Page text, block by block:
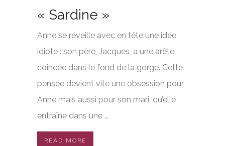
« Sardine »
Anne se réveille avec en tête une idée
idiote : son père, Jacques, a une arête
coincée dans le fond de la gorge. Cette
pensée devient vite une obsession pour
Anne mais aussi pour son mari, qu’elle
entraîne dans une …
READ MORE